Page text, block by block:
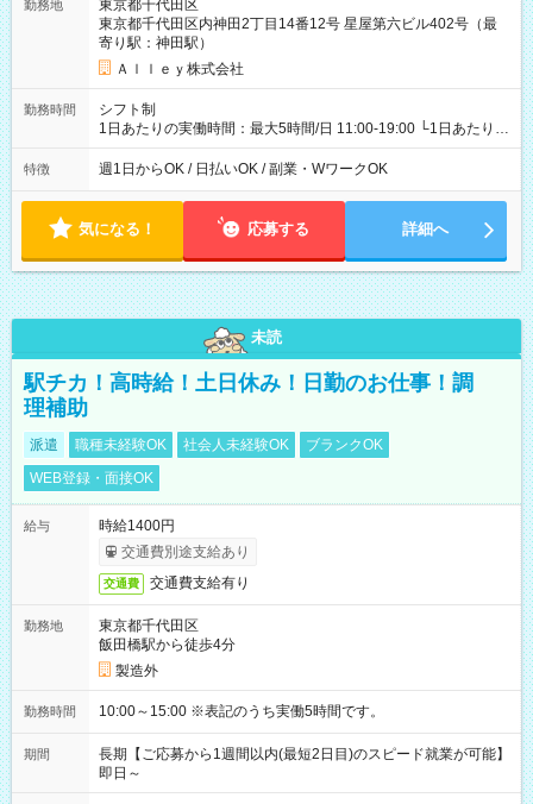
勤務地
東京都千代田区
東京都千代田区内神田2丁目14番12号 星屋第六ビル402号（最
寄り駅：神田駅）
Ａｌｌｅｙ株式会社
勤務時間
シフト制
1日あたりの実働時間：最大5時間/日 11:00-19:00 └1日あたりの
実働時間：1-5時間 └上記の時間帯内であれば、いつでも勤務可
能！ └平日・土曜日の中で、お好きな曜日でご勤務いただけま
18:00 などのように、自由な働き方が可能なお仕事です！
特徴 週1日からOK / 日払いOK / 副業・WワークOK
気になる！ 応募する 詳細へ
未読
駅チカ！高時給！土日休み！日勤のお仕事！調
理補助
派遣 職種未経験OK 社会人未経験OK
ブランクOK
WEB登録・面接OK
給与
時給1400円
交通費別途支給あり
交通費 交通費支給有り
勤務地
東京都千代田区
飯田橋駅から徒歩4分
製造外
勤務時間 10:00～15:00 ※表記のうち実働5時間です。
期間
長期【ご応募から1週間以内(最短2日目)のスピード就業が可能】
即日～